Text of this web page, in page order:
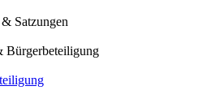
Satzungen
Bürgerbeteiligung